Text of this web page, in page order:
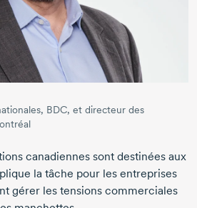
BDC, et directeur des
canadiennes sont destinées aux
la tâche pour les entreprises
gérer les tensions commerciales